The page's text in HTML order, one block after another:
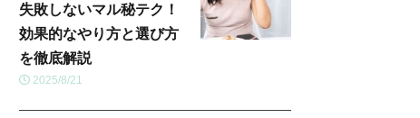
失敗しないマル秘テク！
効果的なやり方と選び方
を徹底解説
2025/8/21